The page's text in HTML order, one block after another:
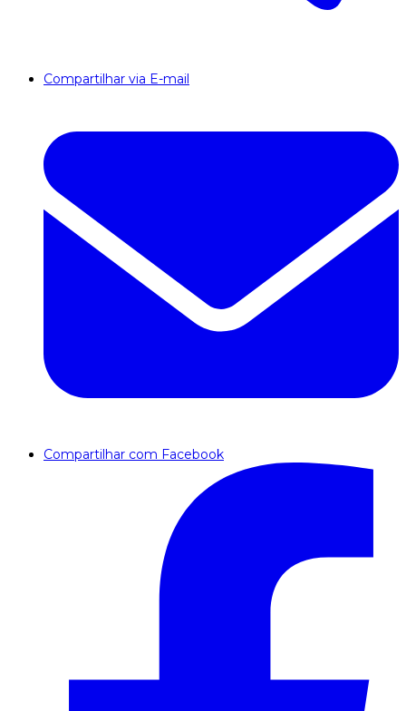
Compartilhar via E-mail
Compartilhar com Facebook